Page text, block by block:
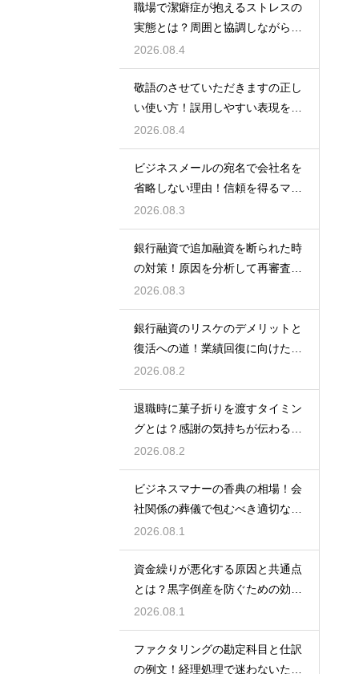
職場で潔癖症が抱えるストレスの
実態とは？周囲と協調しながら快
適に働く術
2026.08.4
敬語のさせていただきますの正し
い使い方！誤用しやすい表現を理
解する術
2026.08.4
ビジネスメールの宛名で会社名を
省略しない理由！信頼を得るマナ
ー
2026.08.3
銀行融資で追加融資を断られた時
の対策！原因を分析して再審査を
狙う
2026.08.3
銀行融資のリスケのデメリットと
復活への道！業績回復に向けた事
業計画
2026.08.2
退職時に菓子折りを渡すタイミン
グとは？感謝の気持ちが伝わる正
しいマナー
2026.08.2
ビジネスマナーの香典の相場！会
社関係の葬儀で包むべき適切な金
額の目安
2026.08.1
資金繰りが悪化する原因と共通点
とは？黒字倒産を防ぐための効果
的な対策
2026.08.1
ファクタリングの勘定科目と仕訳
の例文！経理処理で迷わないため